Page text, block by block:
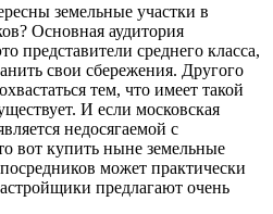
земельные участки в
Основная аудитория
представители среднего класса,
свои сбережения. Другого
тем, что имеет такой
И если московская
недосягаемой с
вот купить ныне земельные
может практически
предлагают очень